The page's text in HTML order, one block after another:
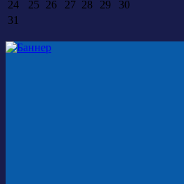
24 25 26 27 28 29
30
31